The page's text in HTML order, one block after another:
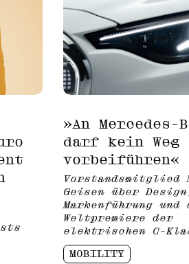
»An Mercedes-
darf kein Weg
vorbeiführen«
Vorstandsmitglied
Geisen über
Markenführung und
Weltpremiere der
elektrischen C-
MOBILITY